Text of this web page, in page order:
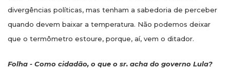
divergências políticas, mas tenham a sabedoria de perceber
quando devem baixar a temperatura. Não podemos deixar
que o termômetro estoure, porque, aí, vem o ditador.
Folha - Como cidadão, o que o sr. acha do governo Lula?